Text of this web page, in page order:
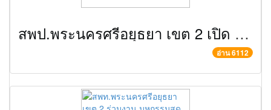
สพป.พระนครศรีอยุธยา เขต 2 เปิด “ค่ายสร้างสรรค์พัฒนาคุณภาพเด็กไทย : การศึกษาเพื่อความเป็นพลเมือง”
อ่าน 6112